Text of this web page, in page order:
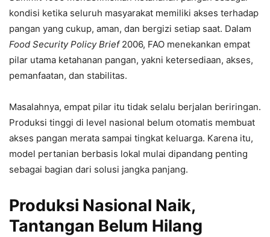
kondisi ketika seluruh masyarakat memiliki akses terhadap
pangan yang cukup, aman, dan bergizi setiap saat. Dalam
Food Security Policy Brief2006, FAO menekankan empat
pilar utama ketahanan pangan, yakni ketersediaan, akses,
pemanfaatan, dan stabilitas.
Masalahnya, empat pilar itu tidak selalu berjalan beriringan.
Produksi tinggi di level nasional belum otomatis membuat
akses pangan merata sampai tingkat keluarga. Karena itu,
model pertanian berbasis lokal mulai dipandang penting
sebagai bagian dari solusi jangka panjang.
Produksi Nasional Naik,
Tantangan Belum Hilang